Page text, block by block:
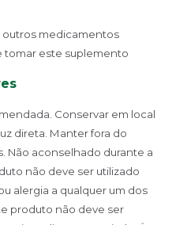
outros medicamentos
tomar este suplemento
Conservar em local
direta. Manter fora do
Não aconselhado durante a
não deve ser utilizado
alergia a qualquer um dos
produto não deve ser